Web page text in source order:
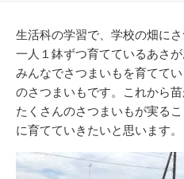
リ
ー
生活科の学習で、学校の畑に
一人１鉢ずつ育てているあさ
みんなでさつまいもを育てて
のさつまいもです。これから
たくさんのさつまいもが実る
に育てていきたいと思います。